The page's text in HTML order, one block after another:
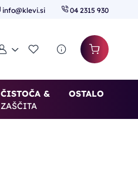
info@klevi.si 04 2315 930
Moj računSeznam želja
ČISTOČA &
ZAŠČITA
OSTALO